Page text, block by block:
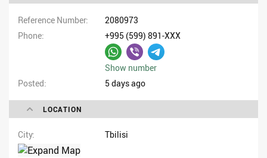
Reference Number
2080973
Phone
+995 (599) 891-XXX
Show number
Posted
5 days ago
LOCATION
City Tbilisi